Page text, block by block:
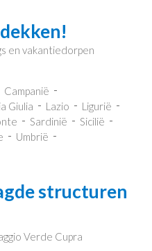
en vakantiedorpen
Campanië
Giulia Lazio
Ligurië
Sardinië
Sicilië
Umbrië
structuren
Verde Cupra